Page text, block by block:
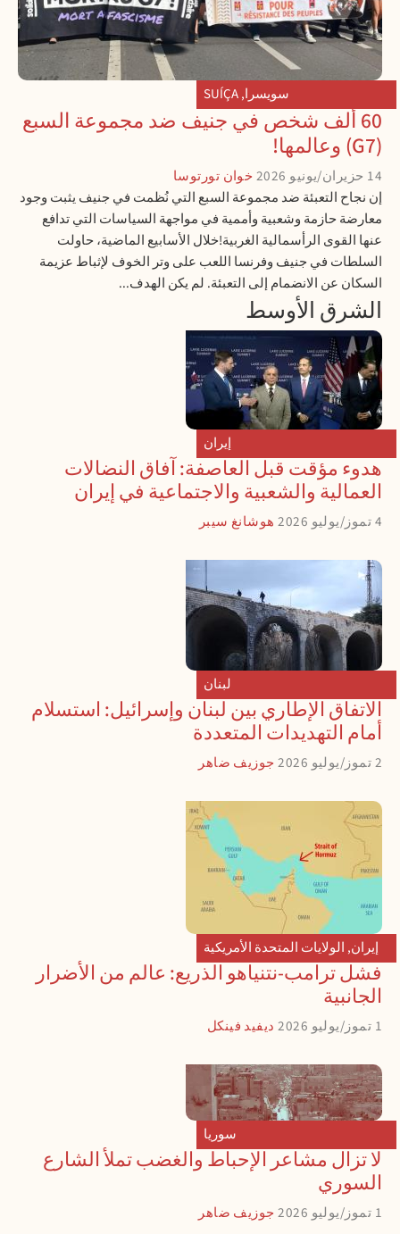
سويسرا,
SUÍÇA
60 ألف شخص في جنيف ضد مجموعة السبع
(G7) وعالمها!
14 حزيران/يونيو 2026 خوان تورتوسا
إن نجاح التعبئة ضد مجموعة السبع التي نُظمت في جنيف يثبت وجود
معارضة حازمة وشعبية وأممية في مواجهة السياسات التي تدافع
عنها القوى الرأسمالية الغربية!خلال الأسابيع الماضية، حاولت
السلطات في جنيف وفرنسا اللعب على وتر الخوف لإثباط عزيمة
السكان عن الانضمام إلى التعبئة. لم يكن الهدف...
الشرق الأوسط
إيران
هدوء مؤقت قبل العاصفة: آفاق النضالات
العمالية والشعبية والاجتماعية في إيران
4 تموز/يوليو 2026 هوشانغ سيبر
لبنان
الاتفاق الإطاري بين لبنان وإسرائيل: استسلام
أمام التهديدات المتعددة
2 تموز/يوليو 2026 جوزيف ضاهر
إيران, الولايات المتحدة الأمريكية
فشل ترامب-نتنياهو الذريع: عالم من الأضرار
الجانبية
1 تموز/يوليو 2026 ديفيد فينكل
سوريا
لا تزال مشاعر الإحباط والغضب تملأ الشارع
السوري
1 تموز/يوليو 2026 جوزيف ضاهر